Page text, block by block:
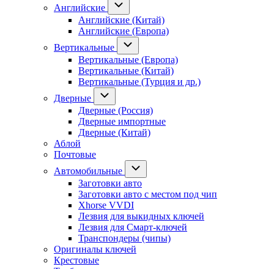
Английские
Английские (Китай)
Английские (Европа)
Вертикальные
Вертикальные (Европа)
Вертикальные (Китай)
Вертикальные (Турция и др.)
Дверные
Дверные (Россия)
Дверные импортные
Дверные (Китай)
Аблой
Почтовые
Автомобильные
Заготовки авто
Заготовки авто с местом под чип
Xhorse VVDI
Лезвия для выкидных ключей
Лезвия для Смарт-ключей
Транспондеры (чипы)
Оригиналы ключей
Крестовые